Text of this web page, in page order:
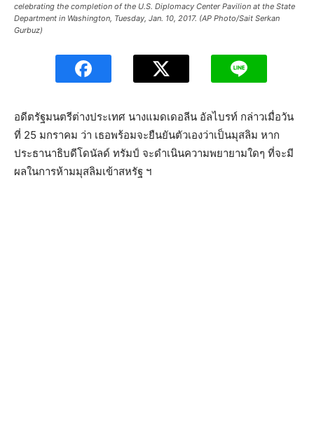
celebrating the completion of the U.S. Diplomacy Center Pavilion at the State
Department in Washington, Tuesday, Jan. 10, 2017. (AP Photo/Sait Serkan
Gurbuz)
อดีตรัฐมนตรีต่างประเทศ นางแมดเดอลีน อัลไบรท์ กล่าวเมื่อวัน
ที่ 25 มกราคม ว่า เธอพร้อมจะยืนยันตัวเองว่าเป็นมุสลิม หาก
ประธานาธิบดีโดนัลด์ ทรัมป์ จะดำเนินความพยายามใดๆ ที่จะมี
ผลในการห้ามมุสลิมเข้าสหรัฐ ฯ